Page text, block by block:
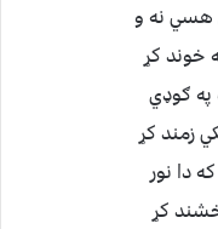
هسي نه و
خوند كړ
په ګوډي
زمند كړ
دا نور
كړ